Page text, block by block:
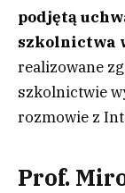
podjętą
szkolnictwa
realizowane
szkolnictwie
rozmowie z
Prof.